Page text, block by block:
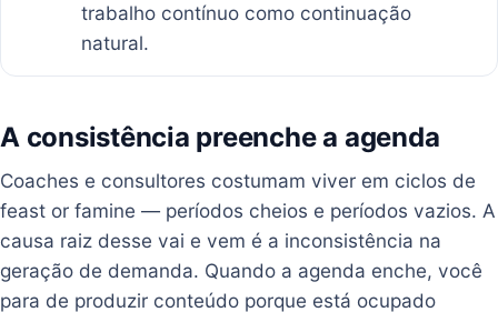
trabalho contínuo como continuação
natural.
A consistência preenche a agenda
Coaches e consultores costumam viver em ciclos de
feast or famine — períodos cheios e períodos vazios. A
causa raiz desse vai e vem é a inconsistência na
geração de demanda. Quando a agenda enche, você
para de produzir conteúdo porque está ocupado